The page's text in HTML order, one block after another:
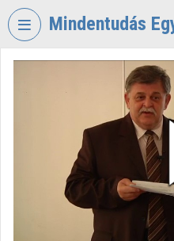
Fejléc kihagyása
Mindentudás
Intézményi kezdőlap
Bejelentkezés
Intézményi felfedezés